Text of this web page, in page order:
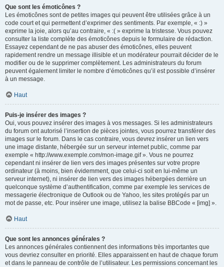
Que sont les émoticônes ?
Les émoticônes sont de petites images qui peuvent être utilisées grâce à un
code court et qui permettent d’exprimer des sentiments. Par exemple, « :) »
exprime la joie, alors qu’au contraire, « :( » exprime la tristesse. Vous pouvez
consulter la liste complète des émoticônes depuis le formulaire de rédaction.
Essayez cependant de ne pas abuser des émoticônes, elles peuvent
rapidement rendre un message illisible et un modérateur pourrait décider de le
modifier ou de le supprimer complètement. Les administrateurs du forum
peuvent également limiter le nombre d’émoticônes qu’il est possible d’insérer
à un message.
Haut
Puis-je insérer des images ?
Oui, vous pouvez insérer des images à vos messages. Si les administrateurs
du forum ont autorisé l’insertion de pièces jointes, vous pourrez transférer des
images sur le forum. Dans le cas contraire, vous devrez insérer un lien vers
une image distante, hébergée sur un serveur internet public, comme par
exemple « http://www.exemple.com/mon-image.gif ». Vous ne pourrez
cependant ni insérer de lien vers des images présentes sur votre propre
ordinateur (à moins, bien évidemment, que celui-ci soit en lui-même un
serveur internet), ni insérer de lien vers des images hébergées derrière un
quelconque système d’authentification, comme par exemple les services de
messagerie électronique de Outlook ou de Yahoo, les sites protégés par un
mot de passe, etc. Pour insérer une image, utilisez la balise BBCode « [img] ».
Haut
Que sont les annonces générales ?
Les annonces générales contiennent des informations très importantes que
vous devriez consulter en priorité. Elles apparaissent en haut de chaque forum
et dans le panneau de contrôle de l’utilisateur. Les permissions concernant les